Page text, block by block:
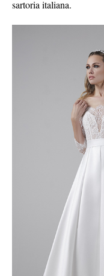
sartoria italiana.